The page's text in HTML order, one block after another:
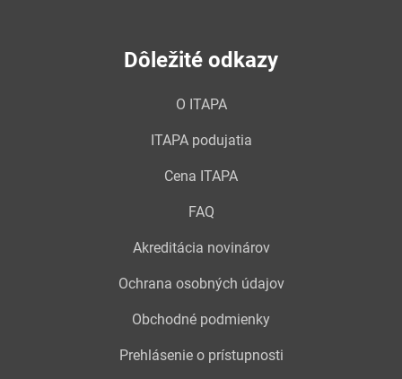
Dôležité odkazy
O ITAPA
ITAPA podujatia
Cena ITAPA
FAQ
Akreditácia novinárov
Ochrana osobných údajov
Obchodné podmienky
Prehlásenie o prístupnosti